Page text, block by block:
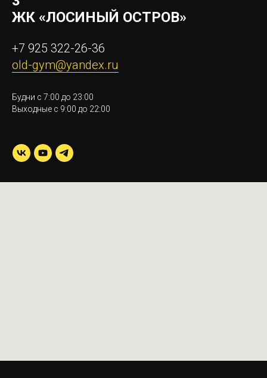
ЖК «ЛОСИНЫЙ ОСТРОВ»
+7 925 322-26-36
old-gym@yandex.ru
Будни с 7:00 до 23:00
Выходные с 9:00 до 22:00